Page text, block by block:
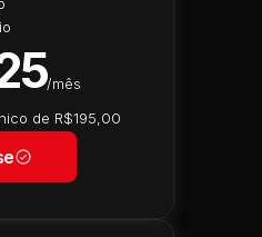
/mês
de R$195,00